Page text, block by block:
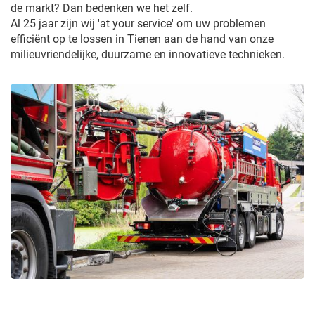
de markt? Dan bedenken we het zelf.
Al 25 jaar zijn wij 'at your service' om uw problemen
efficiënt op te lossen in Tienen aan de hand van onze
milieuvriendelijke, duurzame en innovatieve technieken.